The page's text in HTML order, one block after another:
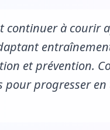
continuer à courir
et prévention.
pour progresser